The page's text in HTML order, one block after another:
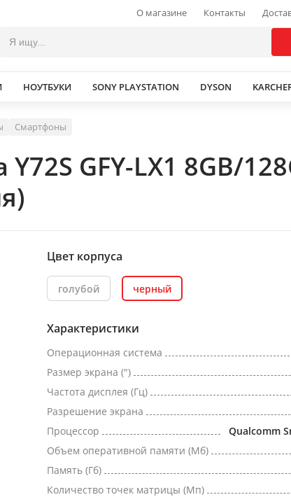
О магазине Контакты
НОУТБУКИ SONY PLAYSTATION DYSON
Смартфоны
GFY-LX1 8GB/
Цвет корпуса
голубой черный
Характеристики
Операционная система
Размер экрана (")
Частота дисплея (Гц)
Разрешение экрана
Процессор
Qualcomm
Объем оперативной памяти (Мб)
Память (Гб)
Количество точек матрицы (Мп)